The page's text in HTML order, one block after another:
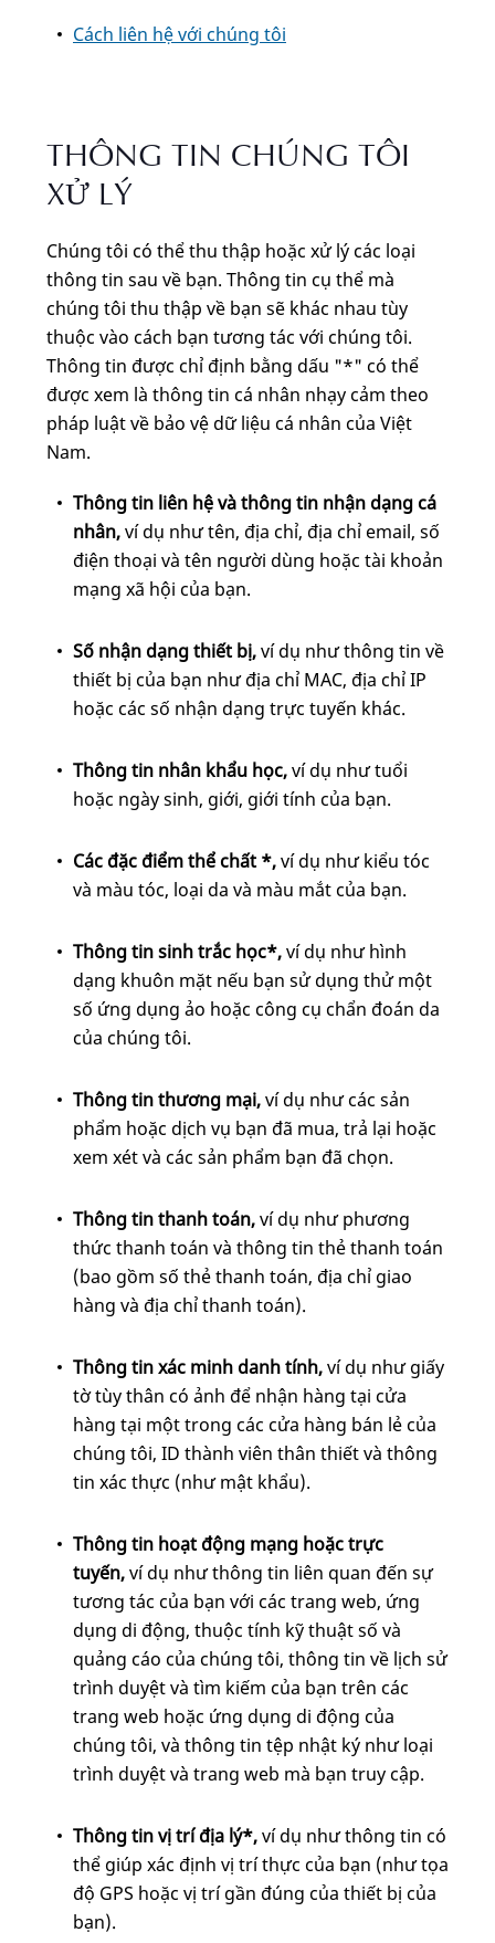
Cách liên hệ với chúng tôi
THÔNG TIN CHÚNG TÔI
XỬ LÝ
Chúng tôi có thể thu thập hoặc xử lý các loại
thông tin sau về bạn. Thông tin cụ thể mà
chúng tôi thu thập về bạn sẽ khác nhau tùy
thuộc vào cách bạn tương tác với chúng tôi.
Thông tin được chỉ định bằng dấu "*" có thể
được xem là thông tin cá nhân nhạy cảm theo
pháp luật về bảo vệ dữ liệu cá nhân của Việt
Nam.
Thông tin liên hệ và thông tin nhận dạng cá
nhân,ví dụ như tên, địa chỉ, địa chỉ email, số
điện thoại và tên người dùng hoặc tài khoản
mạng xã hội của bạn.
Số nhận dạng thiết bị,ví dụ như thông tin về
thiết bị của bạn như địa chỉ MAC, địa chỉ IP
hoặc các số nhận dạng trực tuyến khác.
Thông tin nhân khẩu học,ví dụ như tuổi
hoặc ngày sinh, giới, giới tính của bạn.
Các đặc điểm thể chất *,ví dụ như kiểu tóc
và màu tóc, loại da và màu mắt của bạn.
Thông tin sinh trắc học*,ví dụ như hình
dạng khuôn mặt nếu bạn sử dụng thử một
số ứng dụng ảo hoặc công cụ chẩn đoán da
của chúng tôi.
Thông tin thương mại,ví dụ như các sản
phẩm hoặc dịch vụ bạn đã mua, trả lại hoặc
xem xét và các sản phẩm bạn đã chọn.
Thông tin thanh toán,ví dụ như phương
thức thanh toán và thông tin thẻ thanh toán
(bao gồm số thẻ thanh toán, địa chỉ giao
hàng và địa chỉ thanh toán).
Thông tin xác minh danh tính,ví dụ như giấy
tờ tùy thân có ảnh để nhận hàng tại cửa
hàng tại một trong các cửa hàng bán lẻ của
chúng tôi, ID thành viên thân thiết và thông
tin xác thực (như mật khẩu).
Thông tin hoạt động mạng hoặc trực
tuyến,ví dụ như thông tin liên quan đến sự
tương tác của bạn với các trang web, ứng
dụng di động, thuộc tính kỹ thuật số và
quảng cáo của chúng tôi, thông tin về lịch sử
trình duyệt và tìm kiếm của bạn trên các
trang web hoặc ứng dụng di động của
chúng tôi, và thông tin tệp nhật ký như loại
trình duyệt và trang web mà bạn truy cập.
Thông tin vị trí địa lý*,ví dụ như thông tin có
thể giúp xác định vị trí thực của bạn (như tọa
độ GPS hoặc vị trí gần đúng của thiết bị của
bạn).